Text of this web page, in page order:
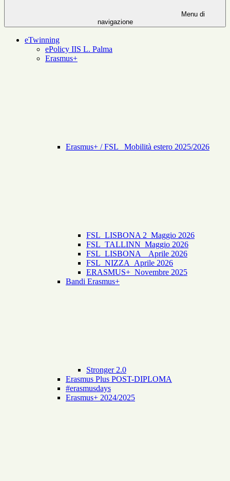
Menu di
navigazione
eTwinning
ePolicy IIS L. Palma
Erasmus+
Erasmus+ / FSL _Mobilità estero 2025/2026
FSL_LISBONA 2_Maggio 2026
FSL_TALLINN_Maggio 2026
FSL_LISBONA _ Aprile 2026
FSL_NIZZA_Aprile 2026
ERASMUS+_Novembre 2025
Bandi Erasmus+
Stronger 2.0
Erasmus Plus POST-DIPLOMA
#erasmusdays
Erasmus+ 2024/2025